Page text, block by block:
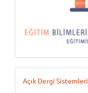
Geliştiren
Açık Dergi Sistemleri